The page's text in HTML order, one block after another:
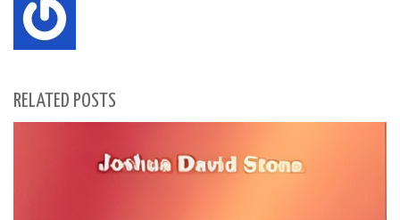
RELATED POSTS